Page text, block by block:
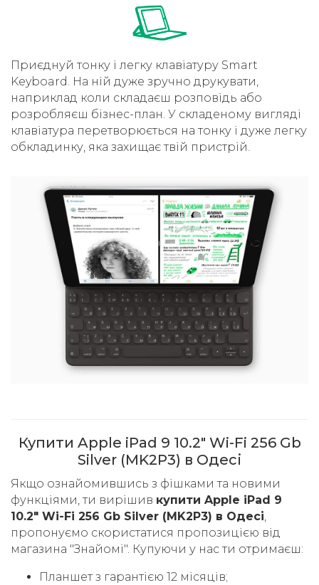
Приєднуй тонку і легку клавіатуру Smart
Keyboard. На ній дуже зручно друкувати,
наприклад коли складаєш розповідь або
розробляєш бізнес-план. У складеному вигляді
клавіатура перетворюється на тонку і дуже легку
обкладинку, яка захищає твій пристрій.
Купити Apple iPad 9 10.2" Wi-Fi 256 Gb
Silver (MK2P3) в Одесі
Якщо ознайомившись з фішками та новими
функціями, ти вирішив купити Apple iPad 9
10.2" Wi-Fi 256 Gb Silver (MK2P3) в Одесі,
пропонуємо скористатися пропозицією від
магазина "Знайомі". Купуючи у нас ти отримаєш:
Планшет з гарантією 12 місяців;